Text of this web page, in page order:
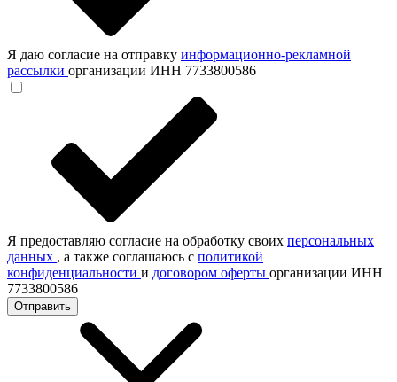
Я даю согласие на отправку информационно-рекламной
рассылки организации ИНН 7733800586
Я предоставляю согласие на обработку своих персональных
данных , а также соглашаюсь с политикой
конфиденциальности и договором оферты организации ИНН
7733800586
Отправить